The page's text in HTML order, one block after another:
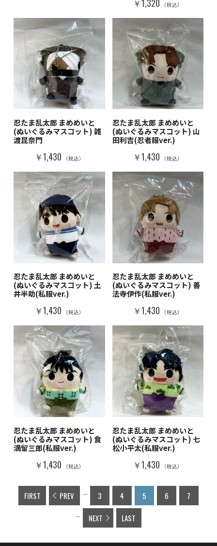
￥1,320 （税込）
忍たま乱太郎 まめめいと
(ぬいぐるみマスコット) 雑
渡昆奈門
￥1,430 （税込）
忍たま乱太郎 まめめいと
(ぬいぐるみマスコット) 山
田利吉(忍者服ver.)
￥1,430 （税込）
忍たま乱太郎 まめめいと
(ぬいぐるみマスコット) 土
井半助(私服ver.)
￥1,430 （税込）
忍たま乱太郎 まめめいと
(ぬいぐるみマスコット) 善
法寺伊作(私服ver.)
￥1,430 （税込）
忍たま乱太郎 まめめいと
(ぬいぐるみマスコット) 食
満留三郎(私服ver.)
￥1,430 （税込）
忍たま乱太郎 まめめいと
(ぬいぐるみマスコット) 七
松小平太(私服ver.)
￥1,430 （税込）
FIRST PREV ... 3 4 5 6
7
...
NEXT LAST